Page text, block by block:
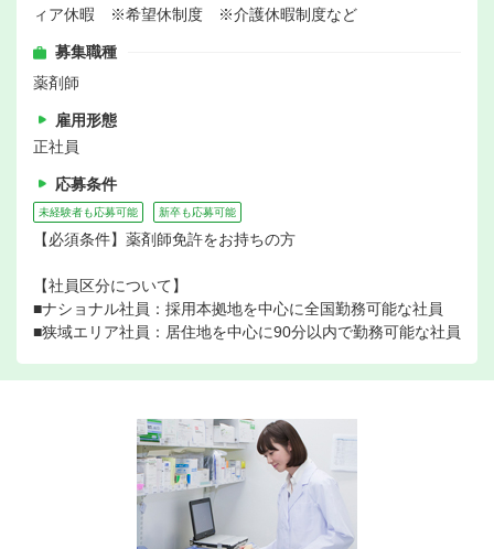
ィア休暇 ※希望休制度 ※介護休暇制度など
募集職種
薬剤師
雇用形態
正社員
応募条件
未経験者も応募可能 新卒も応募可能
【必須条件】薬剤師免許をお持ちの方
【社員区分について】
■ナショナル社員：採用本拠地を中心に全国勤務可能な社員
■狭域エリア社員：居住地を中心に90分以内で勤務可能な社員